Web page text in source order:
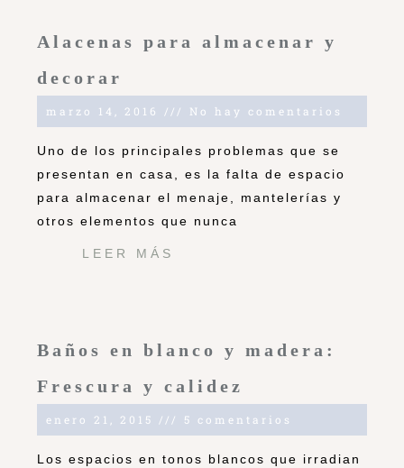
Alacenas para almacenar y
decorar
marzo 14, 2016 No hay comentarios
Uno de los principales problemas que se
presentan en casa, es la falta de espacio
para almacenar el menaje, mantelerías y
otros elementos que nunca
LEER MÁS
Baños en blanco y madera:
Frescura y calidez
enero 21, 2015 5 comentarios
Los espacios en tonos blancos que irradian